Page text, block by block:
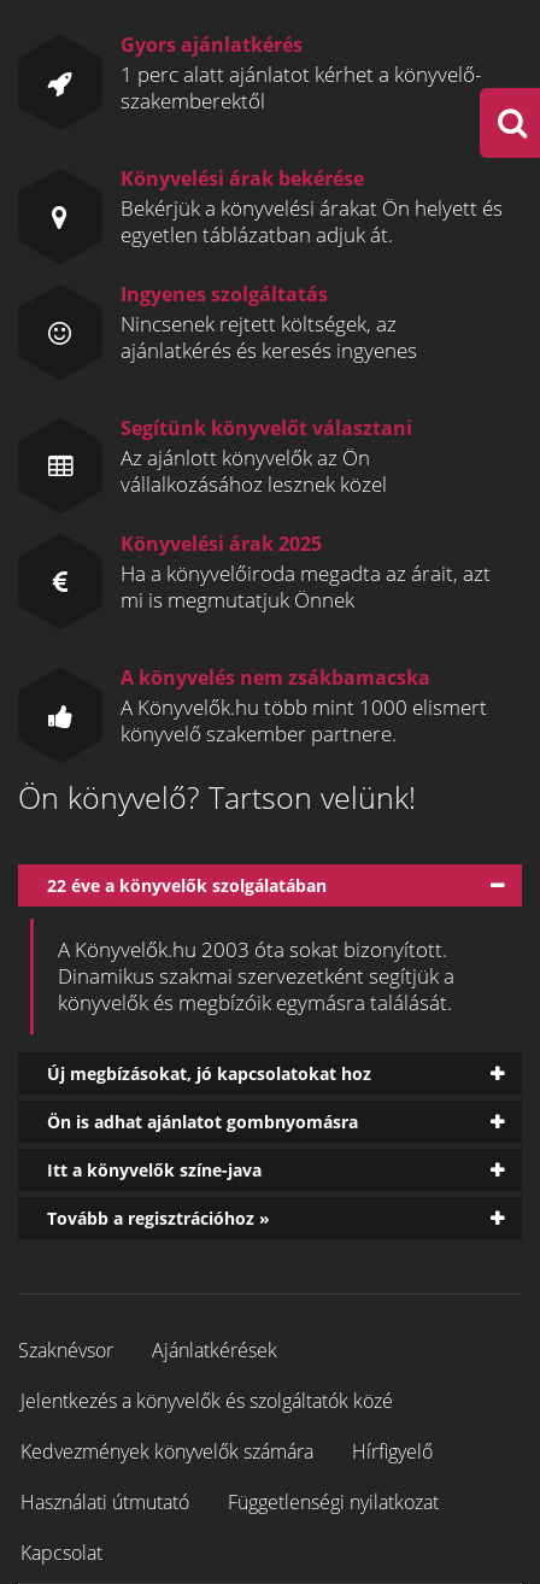
Gyors ajánlatkérés
1 perc alatt ajánlatot kérhet a könyvelő-
szakemberektől
Könyvelési árak bekérése
Bekérjük a könyvelési árakat Ön helyett és
egyetlen táblázatban adjuk át.
Ingyenes szolgáltatás
Nincsenek rejtett költségek, az
ajánlatkérés és keresés ingyenes
Segítünk könyvelőt választani
Az ajánlott könyvelők az Ön
vállalkozásához lesznek közel
Könyvelési árak 2025
Ha a könyvelőiroda megadta az árait, azt
mi is megmutatjuk Önnek
A könyvelés nem zsákbamacska
A Könyvelők.hu több mint 1000 elismert
könyvelő szakember partnere.
Ön könyvelő? Tartson velünk!
22 éve a könyvelők szolgálatában
A Könyvelők.hu 2003 óta sokat bizonyított.
Dinamikus szakmai szervezetként segítjük a
könyvelők és megbízóik egymásra találását.
Új megbízásokat, jó kapcsolatokat hoz
Ön is adhat ajánlatot gombnyomásra
Itt a könyvelők színe-java
Tovább a regisztrációhoz »
Szaknévsor
Ajánlatkérések
Jelentkezés a könyvelők és szolgáltatók közé
Kedvezmények könyvelők számára
Hírfigyelő
Használati útmutató
Függetlenségi nyilatkozat
Kapcsolat